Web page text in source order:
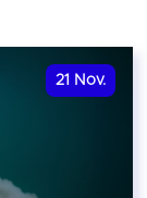
21 Nov.